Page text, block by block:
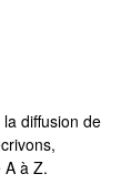
diffusion de
A à Z.